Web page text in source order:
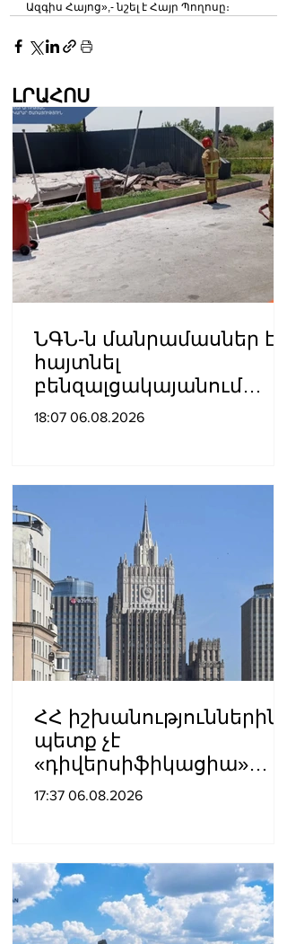
Ազգիս Հայոց»,- նշել է Հայր Պողոսը։
ԼՐԱՀՈՍ
ՆԳՆ-ն մանրամասներ է
հայտնել
բենզալցակայանում
տեղի ունեցած
18:07 06.08.2026
ՀՀ իշխանություններին
պետք չէ
«դիվերսիֆիկացիա»
բառի ետևում թաքցնել
ԱԳՆ
17:37 06.08.2026